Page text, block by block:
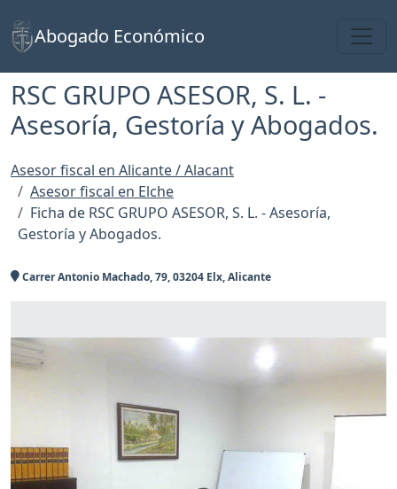
Abogado Económico
RSC GRUPO ASESOR, S. L. -
Asesoría, Gestoría y Abogados.
Asesor fiscal en Alicante / Alacant
Asesor fiscal en Elche
Ficha de RSC GRUPO ASESOR, S. L. - Asesoría,
Gestoría y Abogados.
Carrer Antonio Machado, 79, 03204 Elx, Alicante